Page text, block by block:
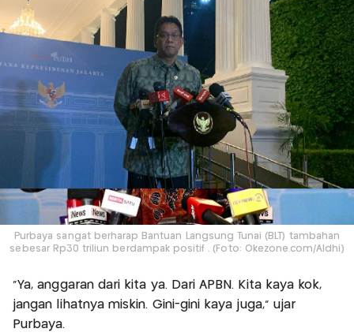
Purbaya sangat berharap Bantuan Langsung Tunai (BLT) tambahan
sebesar Rp30 triliun berdampak positif . (Foto: Okezone.com/Aldhi)
“Ya, anggaran dari kita ya. Dari APBN. Kita kaya kok,
jangan lihatnya miskin. Gini-gini kaya juga,” ujar
Purbaya.